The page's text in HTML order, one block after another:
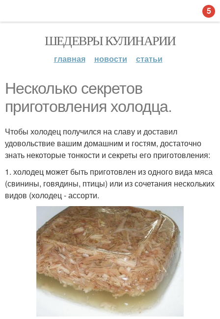
ШЕДЕВРЫ КУЛИНАРИИ
главная новости статьи
Несколько секретов
приготовления холодца.
Чтобы холодец получился на славу и доставил
удовольствие вашим домашним и гостям, достаточно
знать некоторые тонкости и секреты его приготовления:
1. холодец может быть приготовлен из одного вида мяса
(свинины, говядины, птицы) или из сочетания нескольких
видов (холодец - ассорти.
5